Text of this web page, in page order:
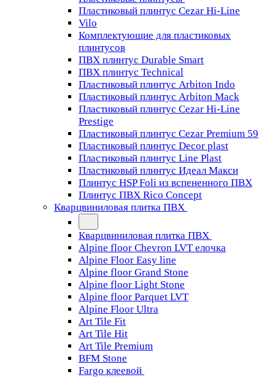
Пластиковый плинтус Cezar Hi-Line
Vilo
Комплектующие для пластиковых
плинтусов
ПВХ плинтус Durable Smart
ПВХ плинтус Technical
Пластиковый плинтус Arbiton Indo
Пластиковый плинтус Arbiton Mack
Пластиковый плинтус Cezar Hi-Line
Prestige
Пластиковый плинтус Cezar Premium 59
Пластиковый плинтус Decor plast
Пластиковый плинтус Line Plast
Пластиковый плинтус Идеал Макси
Плинтус HSP Foli из вспененного ПВХ
Плинтус ПВХ Rico Concept
Кварцвиниловая плитка ПВХ
Кварцвиниловая плитка ПВХ
Alpine floor Chevron LVT елочка
Alpine Floor Easy line
Alpine floor Grand Stone
Alpine floor Light Stone
Alpine floor Parquet LVT
Alpine Floor Ultra
Art Tile Fit
Art Tile Hit
Art Tile Premium
BFM Stone
Fargo клеевой